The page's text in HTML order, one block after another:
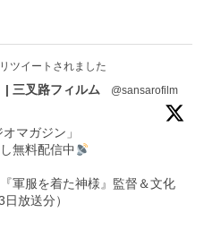
ツイートされました
| 三叉路フィルム
@sansarofilm
マガジン」
無料配信中
軍服を着た神様』監督＆文化
放送分）